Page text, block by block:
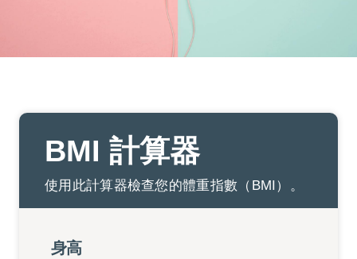
BMI 計算器
使用此計算器檢查您的體重指數（BMI）。
身高